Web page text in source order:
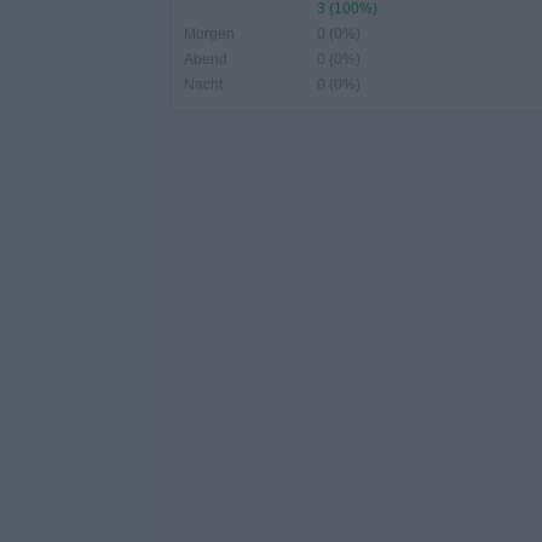
3 (100%)
Morgen
0 (0%)
Abend
0 (0%)
Nacht
0 (0%)